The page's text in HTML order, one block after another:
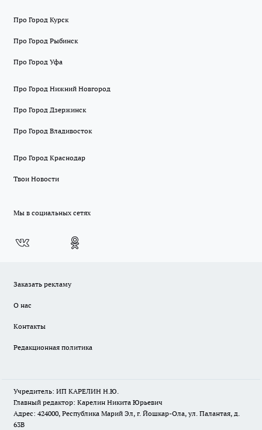
Про Город Курск
Про Город Рыбинск
Про Город Уфа
Про Город Нижний Новгород
Про Город Дзержинск
Про Город Владивосток
Про Город Краснодар
Твои Новости
Мы в социальных сетях
Заказать рекламу
О нас
Контакты
Редакционная политика
Учредитель: ИП КАРЕЛИН Н.Ю.
Главный редактор: Карелин Никита Юрьевич
Адрес: 424000, Республика Марий Эл, г. Йошкар-Ола, ул. Палантая, д.
63В